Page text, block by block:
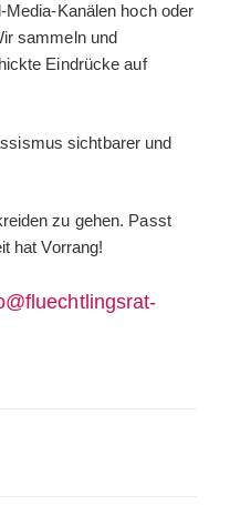
Kanälen hoch oder
sammeln und
Eindrücke auf
sichtbarer und
zu gehen. Passt
hat Vorrang!